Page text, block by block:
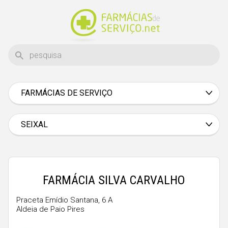
FARMÁCIAS DE SERVIÇO
Braga
Bragança
Castelo Branco
Évora
SEIXAL
FARMÁCIA SILVA CARVALHO
Praceta Emídio Santana, 6 A
Aldeia de Paio Pires